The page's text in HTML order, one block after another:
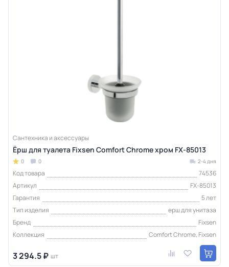
Сантехника и аксессуары
Ёрш для туалета Fixsen Comfort Chrome хром FX-85013
0 0 2-4 дня
Код товара
74536
Артикул
FX-85013
Гарантия
5 лет
Тип изделия
ерш для унитаза
Бренд
Fixsen
Коллекция
Comfort Chrome, Fixsen
3 294.5 ₽ шт